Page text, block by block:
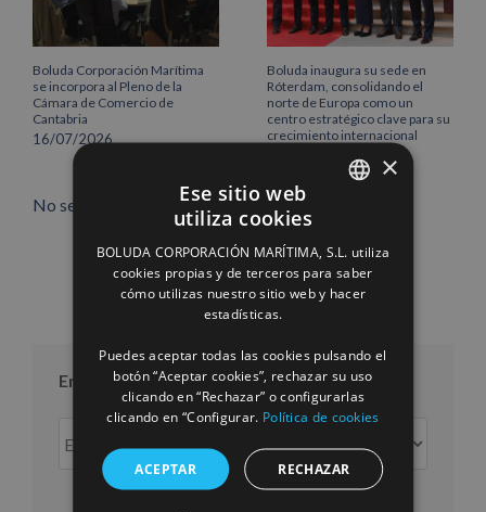
Boluda Corporación Marítima
se incorpora al Pleno de la
Cámara de Comercio de
Cantabria
16/07/2026
Boluda inaugura su sede en
Róterdam, consolidando el
norte de Europa como un
centro estratégico clave para su
crecimiento internacional
No se permiten comentarios.
Entradas por mes
por
ENGLISH
FRENCH
×
Ese sitio web
utiliza cookies
BOLUDA CORPORACIÓN MARÍTIMA, S.L. utiliza
cookies propias y de terceros para saber
cómo utilizas nuestro sitio web y hacer
estadísticas.
Puedes aceptar todas las cookies pulsando el
botón “Aceptar cookies”, rechazar su uso
clicando en “Rechazar” o configurarlas
clicando en “Configurar. Política de cookies
ACEPTAR RECHAZAR